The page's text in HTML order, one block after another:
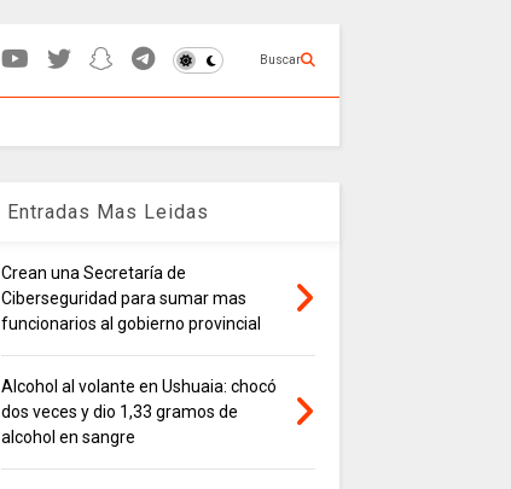
Buscar
Entradas Mas Leidas
Crean una Secretaría de
Ciberseguridad para sumar mas
funcionarios al gobierno provincial
Alcohol al volante en Ushuaia: chocó
dos veces y dio 1,33 gramos de
alcohol en sangre